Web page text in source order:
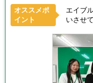
オススメポ
イント
エイブ
いさせ